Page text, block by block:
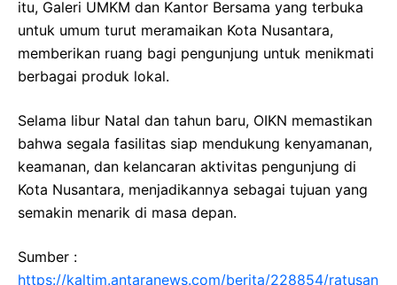
itu, Galeri UMKM dan Kantor Bersama yang terbuka
untuk umum turut meramaikan Kota Nusantara,
memberikan ruang bagi pengunjung untuk menikmati
berbagai produk lokal.
Selama libur Natal dan tahun baru, OIKN memastikan
bahwa segala fasilitas siap mendukung kenyamanan,
keamanan, dan kelancaran aktivitas pengunjung di
Kota Nusantara, menjadikannya sebagai tujuan yang
semakin menarik di masa depan.
Sumber :
https://kaltim.antaranews.com/berita/228854/ratusan